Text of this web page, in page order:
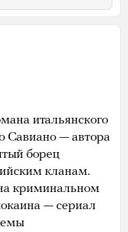
итальянского
Савиано — автора
борец
кланам.
криминальном
— сериал